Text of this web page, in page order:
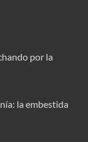
por la
la embestida